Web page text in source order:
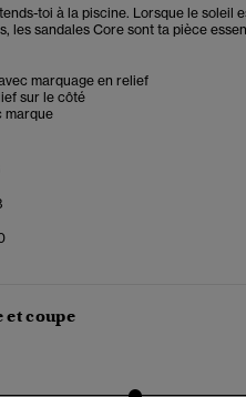
toi à la piscine. Lorsque le soleil
les sandales Core sont ta pièce
marquage en relief
sur le côté
marque
coupe